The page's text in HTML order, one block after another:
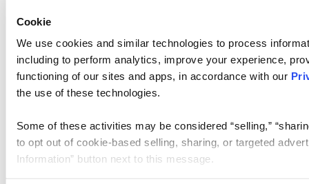
Cookie
We use cookies and similar technologies to process
including to perform analytics, improve your experience,
functioning of our sites and apps, in accordance with our
the use of these technologies.
Some of these activities may be considered “selling,”
to opt out of cookie-based selling, sharing, or targeted
Information” button next to this message.